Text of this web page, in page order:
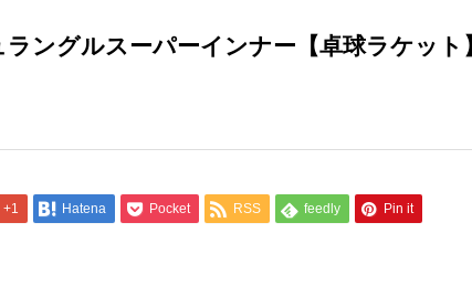
ラングルスーパーインナー【卓球ラケット】
+1 Hatena Pocket RSS feedly Pin it